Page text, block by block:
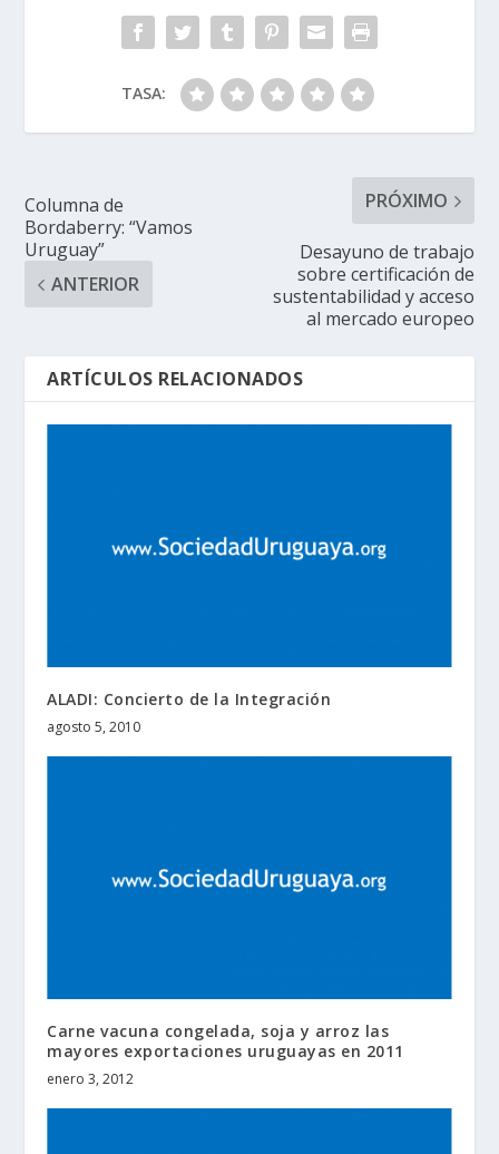
TASA:
Columna de
Bordaberry: “Vamos
Uruguay”
ANTERIOR
PRÓXIMO
Desayuno de trabajo
sobre certificación de
sustentabilidad y acceso
al mercado europeo
ARTÍCULOS RELACIONADOS
ALADI: Concierto de la Integración
agosto 5, 2010
Carne vacuna congelada, soja y arroz las
mayores exportaciones uruguayas en 2011
enero 3, 2012